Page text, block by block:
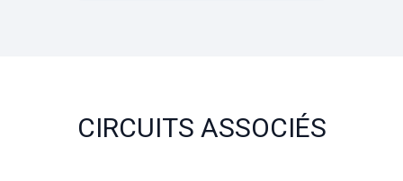
CIRCUITS ASSOCIÉS